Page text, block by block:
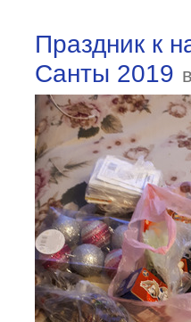
Праздник к
Санты 2019